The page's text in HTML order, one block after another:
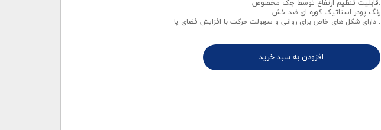
.قابلیت تنظیم ارتفاع توسط جک مخصوص
رنگ پودر استاتیک کوره ای ضد خش
. دارای شکل های خاص برای روانی و سهولت حرکت با افزایش فضای پا
افزودن به سبد خرید